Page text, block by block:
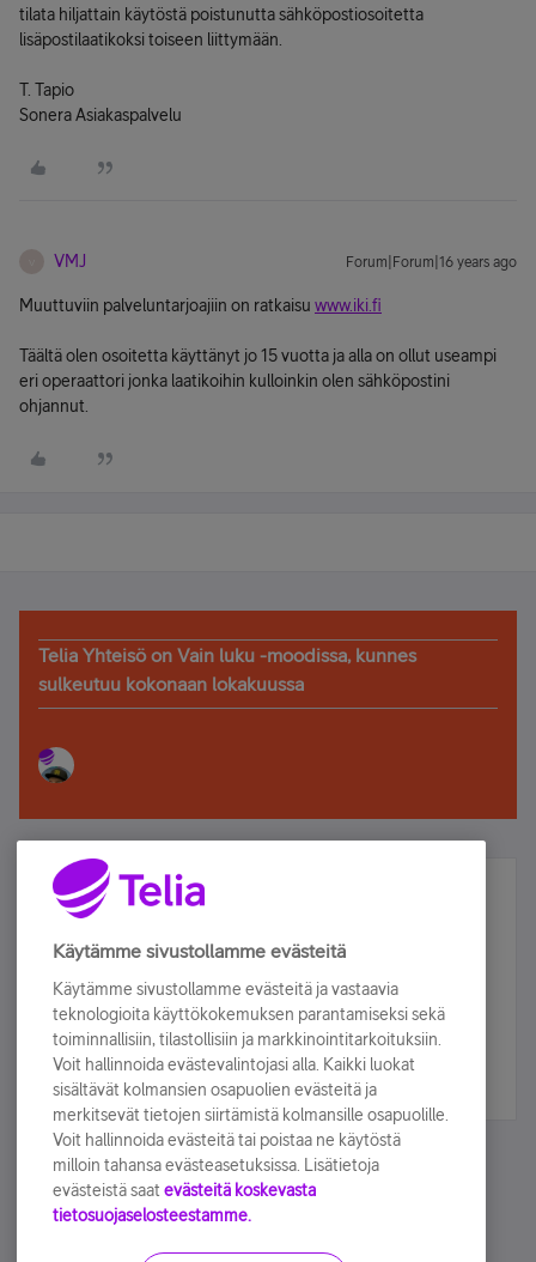
tilata hiljattain käytöstä poistunutta sähköpostiosoitetta
lisäpostilaatikoksi toiseen liittymään.
T. Tapio
Sonera Asiakaspalvelu
VMJ Forum|Forum|16 years ago
Muuttuviin palveluntarjoajiin on ratkaisu www.iki.fi
Täältä olen osoitetta käyttänyt jo 15 vuotta ja alla on ollut useampi
eri operaattori jonka laatikoihin kulloinkin olen sähköpostini
ohjannut.
Telia Yhteisö on Vain luku -moodissa, kunnes
sulkeutuu kokonaan lokakuussa
Älä jää paitsi – osallistu ja voita!
Tilaa Telian uutiskirje ja olet mukana arvonnassa.
sähköpostiisi.
Tilaa nyt
Käytämme sivustollamme evästeitä
Käytämme sivustollamme evästeitä ja vastaavia
teknologioita käyttökokemuksen parantamiseksi sekä
toiminnallisiin, tilastollisiin ja markkinointitarkoituksiin.
Voit hallinnoida evästevalintojasi alla. Kaikki luokat
sisältävät kolmansien osapuolien evästeitä ja
merkitsevät tietojen siirtämistä kolmansille osapuolille.
Voit hallinnoida evästeitä tai poistaa ne käytöstä
milloin tahansa evästeasetuksissa. Lisätietoja
evästeistä saat evästeitä koskevasta
tietosuojaselosteestamme.